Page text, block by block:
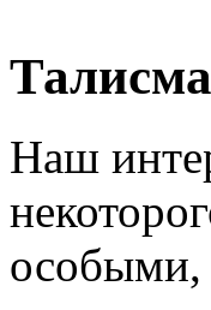
Наш
особыми,